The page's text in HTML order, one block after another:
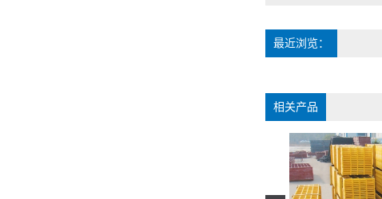
最近浏览：
相关产品